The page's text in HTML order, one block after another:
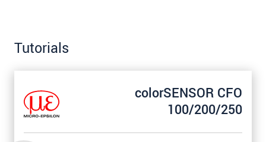
Tutorials
colorSENSOR CFO
100/200/250